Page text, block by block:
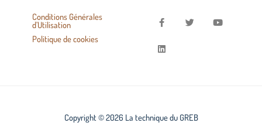
Conditions Générales
d’Utilisation
Politique de cookies
Copyright © 2026 La technique du GREB